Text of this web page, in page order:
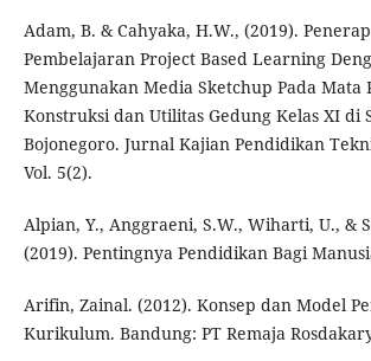
Adam, B. & Cahyaka, H.W., (2019).
Pembelajaran Project Based Learning
Menggunakan Media Sketchup Pada Mata
Konstruksi dan Utilitas Gedung Kelas XI di
Bojonegoro. Jurnal Kajian Pendidikan
Vol. 5(2).
Alpian, Y., Anggraeni, S.W., Wiharti, U., &
(2019). Pentingnya Pendidikan Bagi
Arifin, Zainal. (2012). Konsep dan Model
Kurikulum. Bandung: PT Remaja